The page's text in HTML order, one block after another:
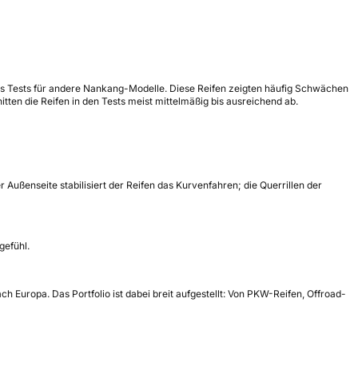
für andere Nankang-Modelle. Diese Reifen zeigten häufig Schwächen
die Reifen in den Tests meist mittelmäßig bis ausreichend ab.
stabilisiert der Reifen das Kurvenfahren; die Querrillen der
Europa. Das Portfolio ist dabei breit aufgestellt: Von PKW-Reifen, Offroad-